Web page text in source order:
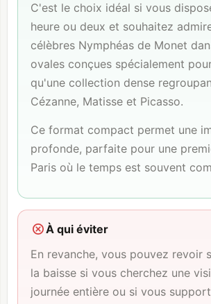
C'est le choix idéal si vous
heure ou deux et souhaitez
célèbres Nymphéas de Monet
ovales conçues spécialement
qu'une collection dense
Cézanne, Matisse et Picasso.
Ce format compact permet une
profonde, parfaite pour une
Paris où le temps est souvent
À qui éviter
En revanche, vous pouvez revoir
la baisse si vous cherchez une
journée entière ou si vous